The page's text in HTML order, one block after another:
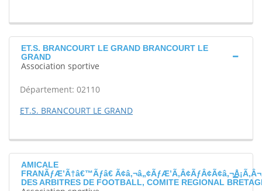
ET.S. BRANCOURT LE GRAND BRANCOURT LE
GRAND
Association sportive
Département: 02110
ET.S. BRANCOURT LE GRAND
AMICALE
FRANÃƒÆ’Ã†â€™Ãƒâ€
DES ARBITRES DE FOOTBALL, COMITE REGIONAL